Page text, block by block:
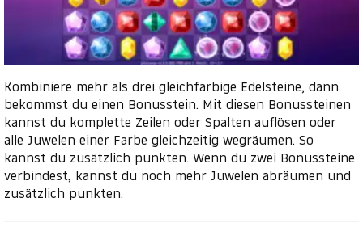
Kombiniere mehr als drei gleichfarbige Edelsteine, dann
bekommst du einen Bonusstein. Mit diesen Bonussteinen
kannst du komplette Zeilen oder Spalten auflösen oder
alle Juwelen einer Farbe gleichzeitig wegräumen. So
kannst du zusätzlich punkten. Wenn du zwei Bonussteine
verbindest, kannst du noch mehr Juwelen abräumen und
zusätzlich punkten.